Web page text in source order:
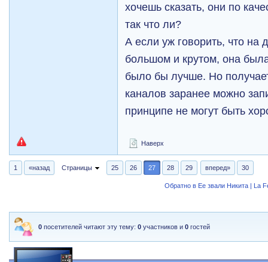
хочешь сказать, они по
так что ли?
А если уж говорить, что на
большом и крутом, она
было бы лучше. Но
каналов заранее можно
принципе не могут быть
Наверх
1 «назад Страницы 25 26 27 28 29 вперед» 30
Обратно в Ее звали Никита | La
0 посетителей читают эту тему:0 участников и0 гостей